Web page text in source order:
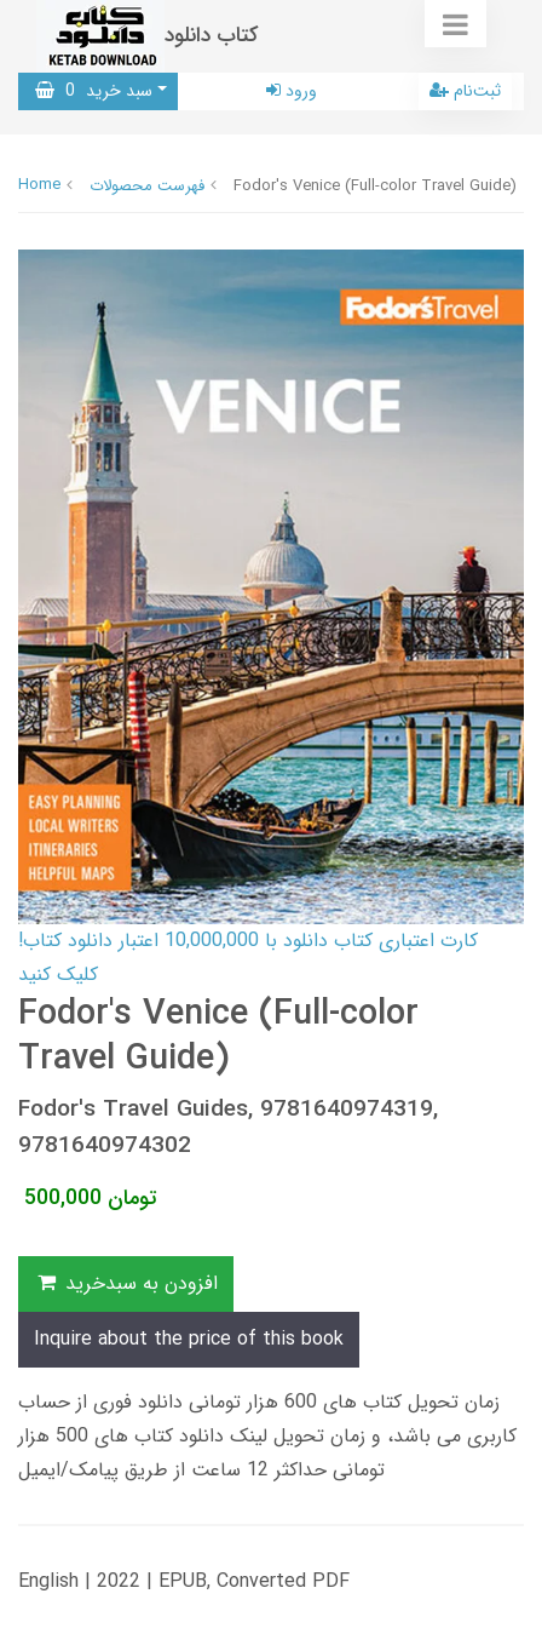
کتاب دانلود
سبد خرید 0 ورود ثبت‌نام
Home فهرست محصولات Fodor's Venice (Full-color Travel Guide)
کارت اعتباری کتاب دانلود با 10,000,000 اعتبار دانلود کتاب!
کلیک کنید
Fodor's Venice (Full-color
Travel Guide)
Fodor's Travel Guides, 9781640974319,
9781640974302
500,000 تومان
افزودن به سبدخرید
Inquire about the price of this book
زمان تحویل کتاب های 600 هزار تومانی دانلود فوری از حساب
کاربری می باشد، و زمان تحویل لینک دانلود کتاب های 500 هزار
تومانی حداکثر 12 ساعت از طریق پیامک/ایمیل
English | 2022 | EPUB, Converted PDF